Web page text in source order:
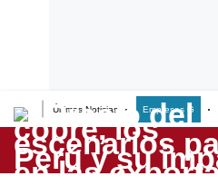
Últimas Noticias Empresas G
Lo último
Peru Quiosco